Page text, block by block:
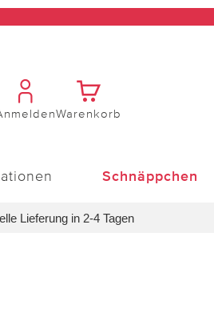
Warenkorb
Schnäppchen
Lieferung in 2-4 Tagen